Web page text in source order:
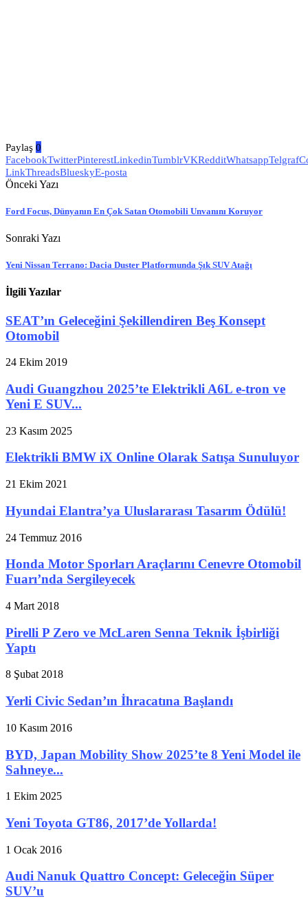
Paylaş 0
FacebookTwitterPinterestLinkedinTumblrVKRedditWhatsappTelgraf
LinkThreadsBlueskyE-posta
Önceki Yazı
Ford Focus, Dünyanın En Çok Satan Otomobili Unvanını Koruyor
Sonraki Yazı
Yeni Nissan Terrano: Dacia Duster Platformunda Şık SUV Atağı
İlgili Yazılar
SEAT’ın Geleceğini Şekillendiren Beş Konsept
Otomobil
24 Ekim 2019
Audi Guangzhou 2025’te Elektrikli A6L e-tron ve
Yeni E SUV...
23 Kasım 2025
Elektrikli BMW iX Online Olarak Satışa Sunuluyor
21 Ekim 2021
Hyundai Elantra’ya Uluslararası Tasarım Ödülü!
24 Temmuz 2016
Honda Motor Sporları Araçlarını Cenevre Otomobil
Fuarı’nda Sergileyecek
4 Mart 2018
Pirelli P Zero ve McLaren Senna Teknik İşbirliği
Yaptı
8 Şubat 2018
Yerli Civic Sedan’ın İhracatına Başlandı
10 Kasım 2016
BYD, Japan Mobility Show 2025’te 8 Yeni Model ile
Sahneye...
1 Ekim 2025
Yeni Toyota GT86, 2017’de Yollarda!
1 Ocak 2016
Audi Nanuk Quattro Concept: Geleceğin Süper
SUV’u